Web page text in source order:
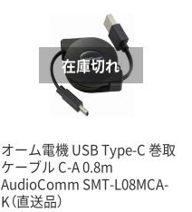
オーム電機 USB Type-C 巻取
ケーブル C-A 0.8m
AudioComm SMT-L08MCA-
K（直送品）